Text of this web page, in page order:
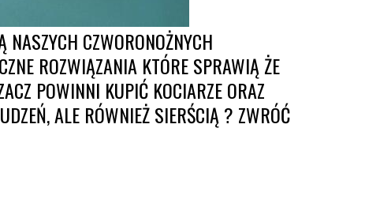
NASZYCH CZWORONOŻNYCH
ROZWIĄZANIA KTÓRE SPRAWIĄ ŻE
POWINNI KUPIĆ KOCIARZE ORAZ
ALE RÓWNIEŻ SIERŚCIĄ ? ZWRÓĆ